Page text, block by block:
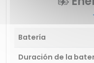
Batería
Duración de la